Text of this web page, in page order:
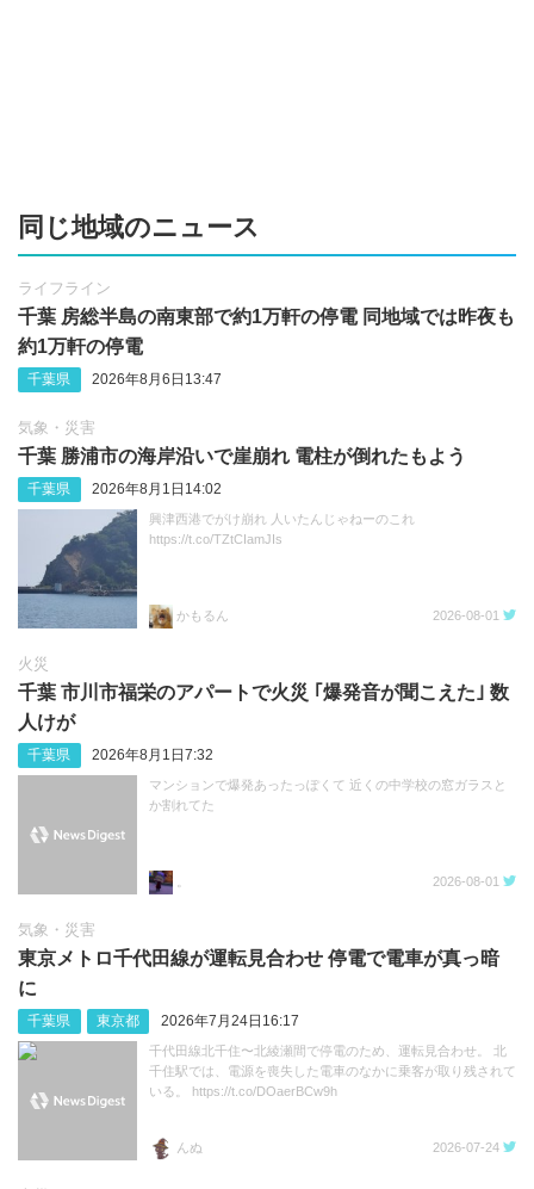
同じ地域のニュース
ライフライン
千葉 房総半島の南東部で約1万軒の停電 同地域では昨夜も
約1万軒の停電
千葉県 2026年8月6日13:47
気象・災害
千葉 勝浦市の海岸沿いで崖崩れ 電柱が倒れたもよう
千葉県 2026年8月1日14:02
興津西港でがけ崩れ 人いたんじゃねーのこれ
https://t.co/TZtCIamJIs
かもるん 2026-08-01
火災
千葉 市川市福栄のアパートで火災 ｢爆発音が聞こえた｣ 数
人けが
千葉県 2026年8月1日7:32
マンションで爆発あったっぽくて 近くの中学校の窓ガラスと
か割れてた
2026-08-01
気象・災害
東京メトロ千代田線が運転見合わせ 停電で電車が真っ暗
に
千葉県 東京都 2026年7月24日16:17
千代田線北千住〜北綾瀬間で停電のため、運転見合わせ。 北
千住駅では、電源を喪失した電車のなかに乗客が取り残されて
いる。 https://t.co/DOaerBCw9h
んぬ 2026-07-24